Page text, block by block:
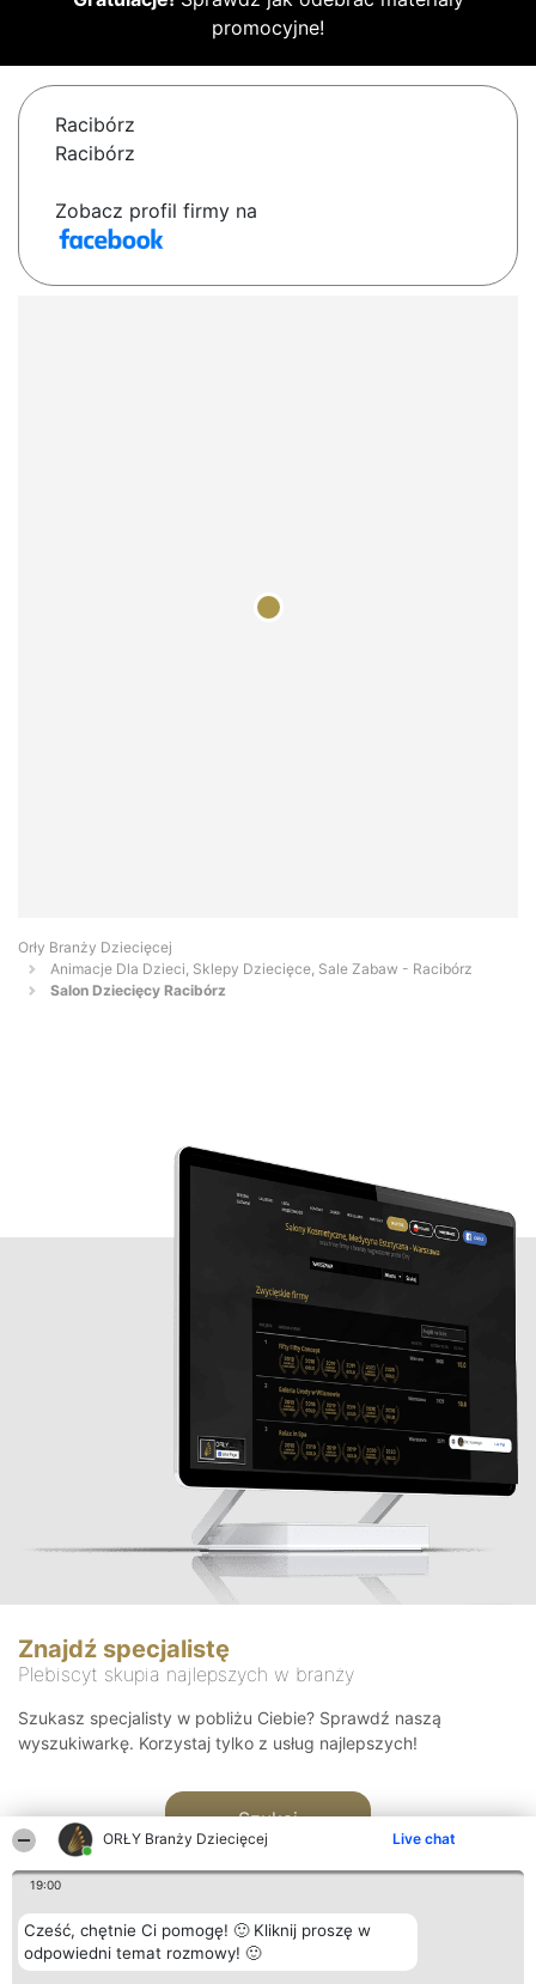
ORŁY Branży Dziecięcej Live chat
19:00
Cześć, chętnie Ci pomogę! 🙂 Kliknij proszę w
odpowiedni temat rozmowy! 🙂
promocyjne!
Racibórz
Racibórz
Zobacz profil firmy na
Orły Branży Dziecięcej
Animacje Dla Dzieci, Sklepy Dziecięce, Sale Zabaw - Racibórz
Salon Dziecięcy Racibórz
Znajdź specjalistę
Plebiscyt skupia najlepszych w branży
Szukasz specjalisty w pobliżu Ciebie? Sprawdź naszą
wyszukiwarkę. Korzystaj tylko z usług najlepszych!
Szukaj